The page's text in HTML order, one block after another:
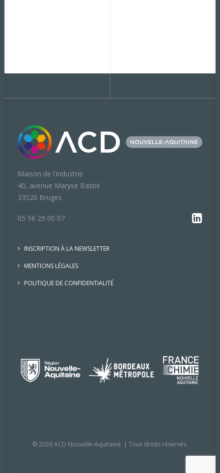
Maison de l’Industrie
40, avenue Maryse Bastié
33520 Bruges
05 56 29 00 07
INSCRIPTION À LA NEWSLETTER
MENTIONS LÉGALES
POLITIQUE DE CONFIDENTIALITÉ
© 2026 ACD Nouvelle-Aquitaine. | Tous droits réservés.